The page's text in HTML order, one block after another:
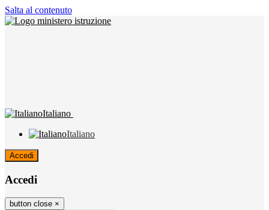
Salta al contenuto
Italiano
Italiano
Accedi
Accedi
button close ×